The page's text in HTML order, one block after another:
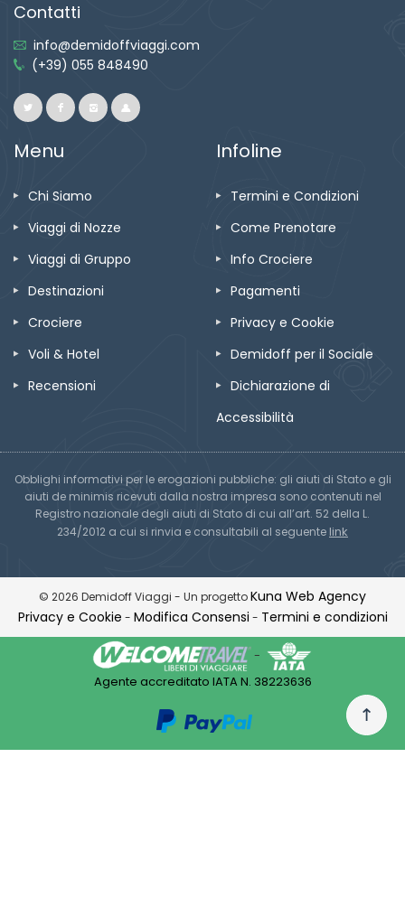
Contatti
info@demidoffviaggi.com
(+39) 055 848490
Menu
Chi Siamo
Viaggi di Nozze
Viaggi di Gruppo
Destinazioni
Crociere
Voli & Hotel
Recensioni
Infoline
Termini e Condizioni
Come Prenotare
Info Crociere
Pagamenti
Privacy e Cookie
Demidoff per il Sociale
Dichiarazione di
Accessibilità
Obblighi informativi per le erogazioni pubbliche: gli aiuti di Stato e gli
aiuti de minimis ricevuti dalla nostra impresa sono contenuti nel
Registro nazionale degli aiuti di Stato di cui all’art. 52 della L.
234/2012 a cui si rinvia e consultabili al seguente link
© 2026 Demidoff Viaggi - Un progettoKuna Web Agency
Privacy e Cookie - Modifica Consensi - Termini e condizioni
-
Agente accreditato IATA N. 38223636